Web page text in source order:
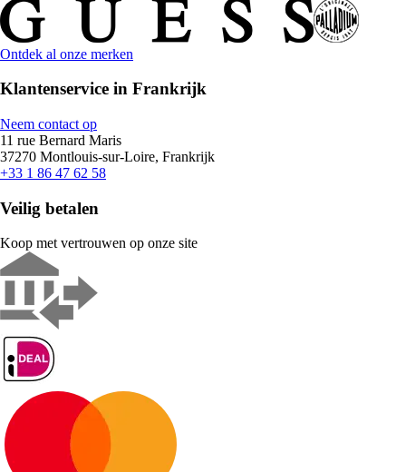
Ontdek al onze merken
Klantenservice in Frankrijk
Neem contact op
11 rue Bernard Maris
37270 Montlouis-sur-Loire, Frankrijk
+33 1 86 47 62 58
Veilig betalen
Koop met vertrouwen op onze site